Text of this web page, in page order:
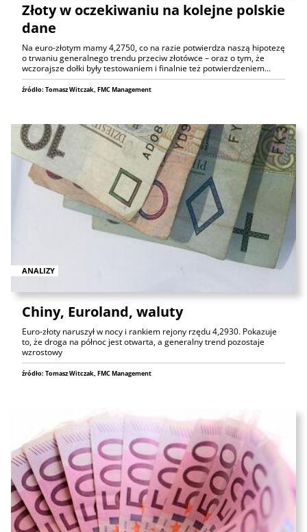
Złoty w oczekiwaniu na kolejne polskie
dane
Na euro-złotym mamy 4,2750, co na razie potwierdza naszą hipotezę
o trwaniu generalnego trendu przeciw złotówce – oraz o tym, że
wczorajsze dołki były testowaniem i finalnie też potwierdzeniem…
źródło: Tomasz Witczak, FMC Management
ANALIZY
Chiny, Euroland, waluty
Euro-złoty naruszył w nocy i rankiem rejony rzędu 4,2930. Pokazuje
to, że droga na północ jest otwarta, a generalny trend pozostaje
wzrostowy
źródło: Tomasz Witczak, FMC Management